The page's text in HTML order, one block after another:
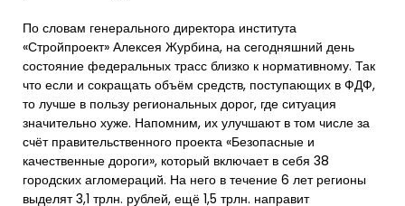
По словам генерального директора института
«Стройпроект» Алексея Журбина, на сегодняшний день
состояние федеральных трасс близко к нормативному. Так
что если и сокращать объём средств, поступающих в ФДФ,
то лучше в пользу региональных дорог, где ситуация
значительно хуже. Напомним, их улучшают в том числе за
счёт правительственного проекта «Безопасные и
качественные дороги», который включает в себя 38
городских агломераций. На него в течение 6 лет регионы
выделят 3,1 трлн. рублей, ещё 1,5 трлн. направит